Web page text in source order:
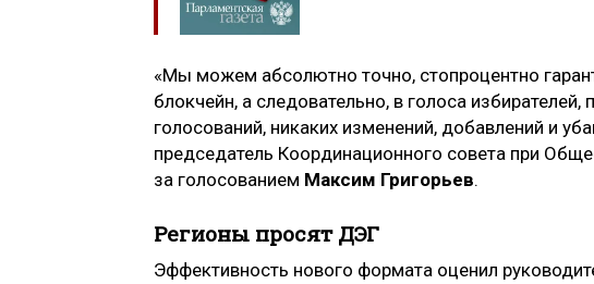
«Мы можем абсолютно точно, стопроцентно
блокчейн, а следовательно, в голоса
голосований, никаких изменений, добавлений и
председатель Координационного совета при
за голосованием Максим Григорьев.
Регионы просят ДЭГ
Эффективность нового формата оценил